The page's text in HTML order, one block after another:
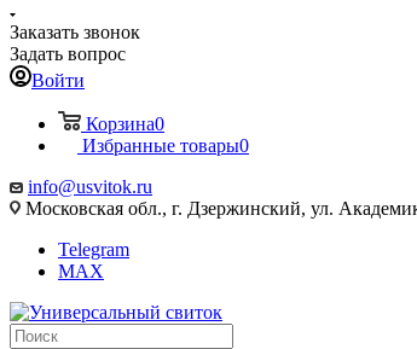
Заказать звонок
Задать вопрос
Войти
Корзина0
Избранные товары0
info@usvitok.ru
Московская обл., г. Дзержинский, ул.
Telegram
MAX